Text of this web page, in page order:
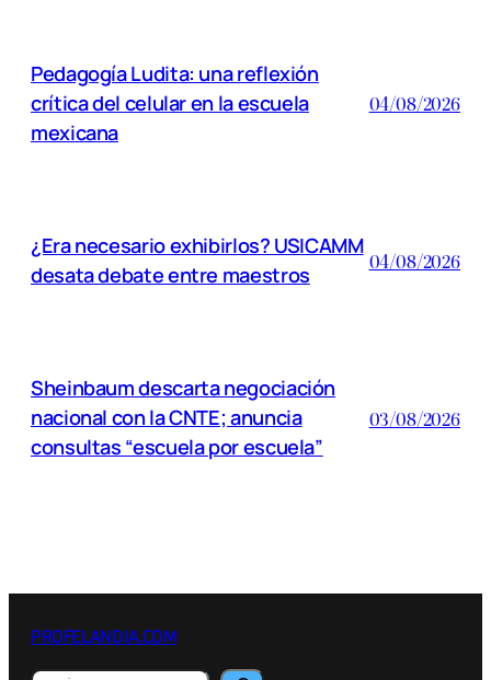
Pedagogía Ludita: una reflexión
crítica del celular en la escuela
mexicana
04/08/2026
¿Era necesario exhibirlos? USICAMM
desata debate entre maestros
04/08/2026
Sheinbaum descarta negociación
nacional con la CNTE; anuncia
consultas “escuela por escuela”
03/08/2026
PROFELANDIA.COM